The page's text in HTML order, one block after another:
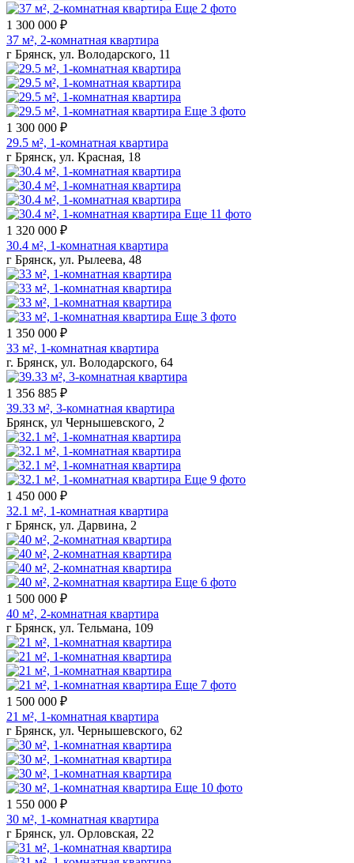
Еще 2 фото
1 300 000 ₽
37 м², 2-комнатная квартира
г Брянск, ул. Володарского, 11
Еще 3 фото
1 300 000 ₽
29.5 м², 1-комнатная квартира
г Брянск, ул. Красная, 18
Еще 11 фото
1 320 000 ₽
30.4 м², 1-комнатная квартира
г Брянск, ул. Рылеева, 48
Еще 3 фото
1 350 000 ₽
33 м², 1-комнатная квартира
г. Брянск, ул. Володарского, 64
1 356 885 ₽
39.33 м², 3-комнатная квартира
Брянск, ул Чернышевского, 2
Еще 9 фото
1 450 000 ₽
32.1 м², 1-комнатная квартира
г Брянск, ул. Дарвина, 2
Еще 6 фото
1 500 000 ₽
40 м², 2-комнатная квартира
г Брянск, ул. Тельмана, 109
Еще 7 фото
1 500 000 ₽
21 м², 1-комнатная квартира
г Брянск, ул. Чернышевского, 62
Еще 10 фото
1 550 000 ₽
30 м², 1-комнатная квартира
г Брянск, ул. Орловская, 22